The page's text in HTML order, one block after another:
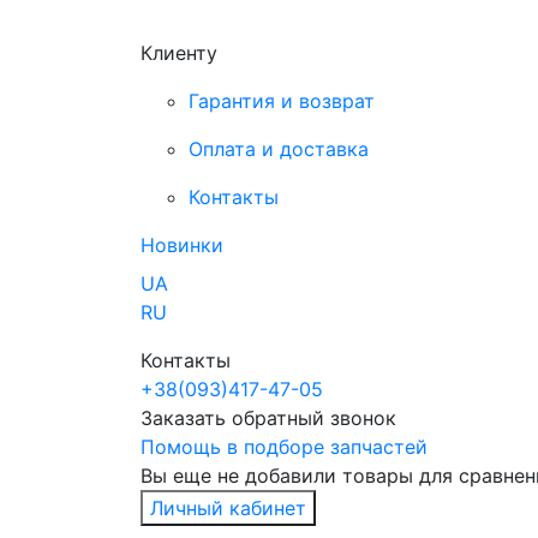
Клиенту
Гарантия и возврат
Оплата и доставка
Контакты
Новинки
UA
RU
Контакты
+38(093)417-47-05
Заказать обратный звонок
Помощь в подборе запчастей
Вы еще не добавили товары для
Личный кабинет